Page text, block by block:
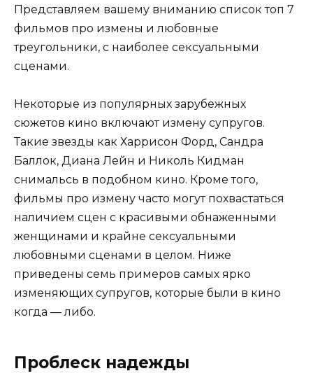
Представляем вашему вниманию список топ 7
фильмов про измены и любовные
треугольники, с наиболее сексуальными
сценами.
Некоторые из популярных зарубежных
сюжетов кино включают измену супругов.
Такие звезды как Харрисон Форд, Сандра
Баллок, Диана Лейн и Николь Кидман
снимальсь в подобном кино. Кроме того,
фильмы про измену часто могут похвастаться
наличием сцен с красивыми обнаженными
женщинами и крайне сексуальными
любовными сценами в целом. Ниже
приведены семь примеров самых ярко
изменяющих супругов, которые были в кино
когда — либо.
Проблеск надежды